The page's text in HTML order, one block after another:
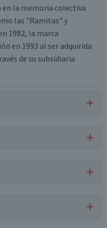
la memoria colectiva
las "Ramitas" y
1982, la marca
en 1993 al ser adquirida
de su subsidiaria